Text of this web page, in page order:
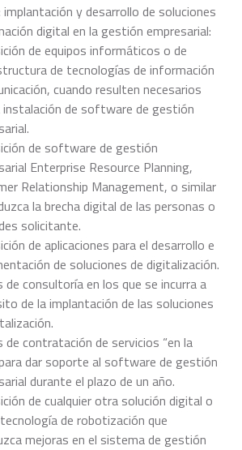
implantación y desarrollo de soluciones
digital en la gestión empresarial:
de equipos informáticos o de
de tecnologías de información
cuando resulten necesarios
instalación de software de gestión
de software de gestión
Enterprise Resource Planning,
Relationship Management, o similar
la brecha digital de las personas o
solicitante.
de aplicaciones para el desarrollo e
de soluciones de digitalización.
de consultoría en los que se incurra a
de la implantación de las soluciones
de contratación de servicios “en la
dar soporte al software de gestión
durante el plazo de un año.
de cualquier otra solución digital o
de robotización que
mejoras en el sistema de gestión